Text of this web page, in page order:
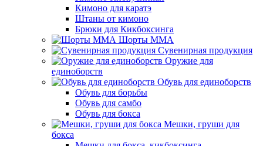
Кимоно для каратэ
Штаны от кимоно
Брюки для Кикбоксинга
Шорты ММА
Сувенирная продукция
Оружие для
единоборств
Обувь для единоборств
Обувь для борьбы
Обувь для самбо
Обувь для бокса
Мешки, груши для
бокса